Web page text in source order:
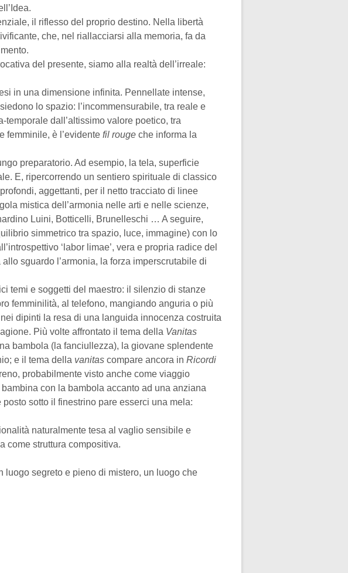
il riflesso del proprio destino. Nella libertà
che, nel riallacciarsi alla memoria, fa da
del presente, siamo alla realtà dell’irreale:
in una dimensione infinita. Pennellate intense,
lo spazio: l’incommensurabile, tra reale e
temporale dall’altissimo valore poetico, tra
femminile, è l’evidente fil rouge che informa la
preparatorio. Ad esempio, la tela, superficie
E, ripercorrendo un sentiero spirituale di classico
aggettanti, per il netto tracciato di linee
mistica dell’armonia nelle arti e nelle scienze,
Luini, Botticelli, Brunelleschi … A seguire,
simmetrico tra spazio, luce, immagine) con lo
‘labor limae’, vera e propria radice del
sguardo l’armonia, la forza imperscrutabile di
temi e soggetti del maestro: il silenzio di stanze
femminilità, al telefono, mangiando anguria o più
dipinti la resa di una languida innocenza costruita
Più volte affrontato il tema della Vanitas
bambola (la fanciullezza), la giovane splendente
e il tema della vanitas compare ancora in Ricordi
probabilmente visto anche come viaggio
con la bambola accanto ad una anziana
sotto il finestrino pare esserci una mela:
naturalmente tesa al vaglio sensibile e
come struttura compositiva.
luogo segreto e pieno di mistero, un luogo che